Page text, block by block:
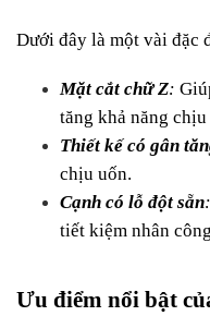
Dưới đây là một vài đặc
Mặt cắt chữ Z:
tăng khả năng
Thiết kế có gân
chịu uốn.
Cạnh có lỗ đột sẵn:
tiết kiệm nhân
Ưu điểm nổi bật